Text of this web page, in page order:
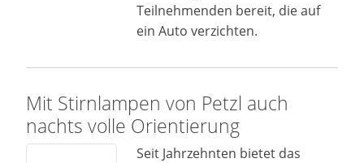
Teilnehmenden bereit, die auf
ein Auto verzichten.
Mit Stirnlampen von Petzl auch
nachts volle Orientierung
Seit Jahrzehnten bietet das